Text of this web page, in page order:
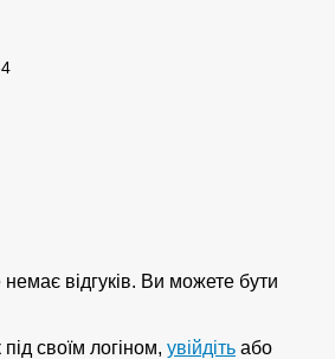
відгуків. Ви можете бути
своїм логіном, увійдіть або